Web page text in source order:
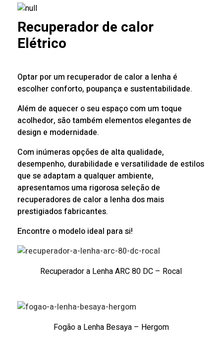
Recuperador de calor
Elétrico
Optar por um recuperador de calor a lenha é
escolher conforto, poupança e sustentabilidade.
Além de aquecer o seu espaço com um toque
acolhedor, são também elementos elegantes de
design e modernidade.
Com inúmeras opções de alta qualidade,
desempenho, durabilidade e versatilidade de estilos
que se adaptam a qualquer ambiente,
apresentamos uma rigorosa seleção de
recuperadores de calor a lenha dos mais
prestigiados fabricantes.
Encontre o modelo ideal para si!
Recuperador a Lenha ARC 80 DC – Rocal
Fogão a Lenha Besaya – Hergom